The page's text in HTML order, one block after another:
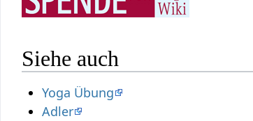
Siehe auch
Yoga Übung
Adler